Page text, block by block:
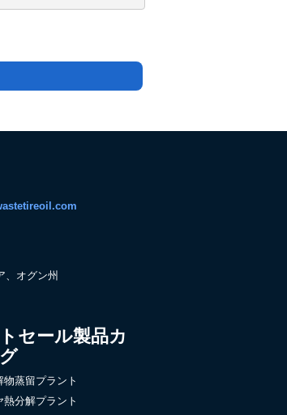
、オグン州
セール製品カ
物蒸留プラント
熱分解プラント